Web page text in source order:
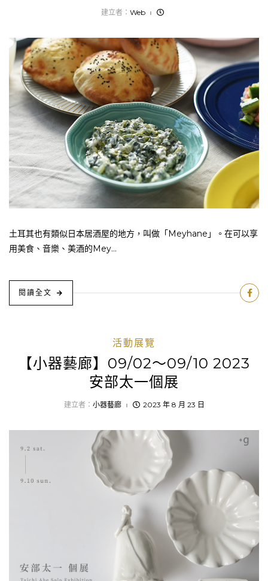
建立者： Web
土耳其也有類似日本居酒屋的地方，叫做「Meyhane」。在可以享
用美食、音樂、美酒的Mey...
閱讀全文
活動展覽
【小器藝廊】09/02～09/10 2023
安部太一個展
建立者： 小器藝廊 2023 年 8 月 23 日